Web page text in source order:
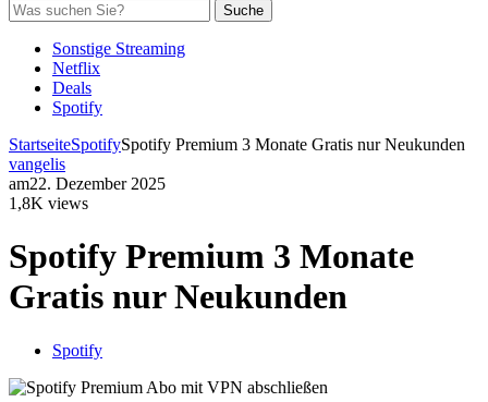
Suche
Sonstige Streaming
Netflix
Deals
Spotify
StartseiteSpotifySpotify Premium 3 Monate Gratis nur Neukunden
vangelis
am22. Dezember 2025
1,8K views
Spotify Premium 3 Monate
Gratis nur Neukunden
Spotify